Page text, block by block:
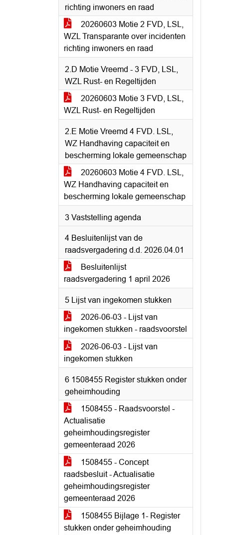
richting inwoners en raad
20260603 Motie 2 FVD, LSL,
WZL Transparante over incidenten
richting inwoners en raad
2.D Motie Vreemd - 3 FVD, LSL,
WZL Rust- en Regeltijden
20260603 Motie 3 FVD, LSL,
WZL Rust- en Regeltijden
2.E Motie Vreemd 4 FVD. LSL,
WZ Handhaving capaciteit en
bescherming lokale gemeenschap
20260603 Motie 4 FVD. LSL,
WZ Handhaving capaciteit en
bescherming lokale gemeenschap
3 Vaststelling agenda
4 Besluitenlijst van de
raadsvergadering d.d. 2026.04.01
Besluitenlijst
raadsvergadering 1 april 2026
5 Lijst van ingekomen stukken
2026-06-03 - Lijst van
ingekomen stukken - raadsvoorstel
2026-06-03 - Lijst van
ingekomen stukken
6 1508455 Register stukken onder
geheimhouding
1508455 - Raadsvoorstel -
Actualisatie
geheimhoudingsregister
gemeenteraad 2026
1508455 - Concept
raadsbesluit - Actualisatie
geheimhoudingsregister
gemeenteraad 2026
1508455 Bijlage 1- Register
stukken onder geheimhouding